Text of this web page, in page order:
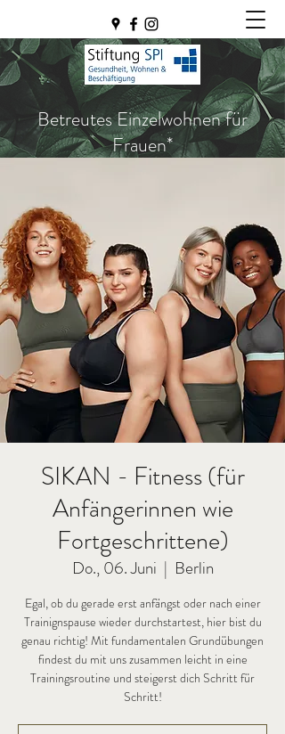
Betreutes Einzelwohnen für
Frauen*
SIKAN - Fitness (für
Anfängerinnen wie
Fortgeschrittene)
Do., 06. Juni
  |
Berlin
Egal, ob du gerade erst anfängst oder nach einer
Trainignspause wieder durchstartest, hier bist du
genau richtig! Mit fundamentalen Grundübungen
findest du mit uns zusammen leicht in eine
Trainingsroutine und steigerst dich Schritt für
Schritt!